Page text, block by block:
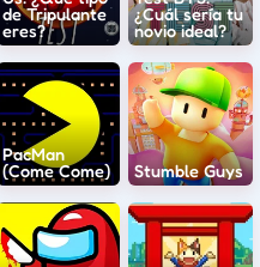
de Tripulante
eres?
¿Cuál sería tu
novio ideal?
PacMan
(Come Come)
Stumble Guys